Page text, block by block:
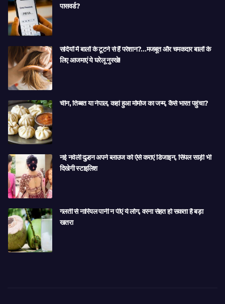
पासवर्ड?
सर्दियों में बालों के टूटने से हैं परेशान?…मजबूत और चमकदार बालों के
लिए आजमाएं ये घरेलू नुस्खे!
चीन, तिब्बत या नेपाल, कहां हुआ मोमोज का जन्म, कैसे भारत पहुंचा?
नई नवेली दुल्हन अपने ब्लाउज को ऐसे कराएं डिजाइन, सिंपल साड़ी भी
दिखेगी स्टाइलिश
गलती से नारियल पानी न पीएं ये लोग, वरना सेहत हो सकता है बड़ा
खतरा